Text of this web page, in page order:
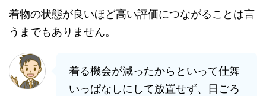
着物の状態が良いほど高い評価につながることは言
うまでもありません。
着る機会が減ったからといって仕舞
いっぱなしにして放置せず、日ごろ